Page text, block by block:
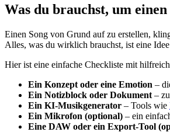
Was du brauchst, um
Einen Song von Grund auf zu erstellen,
Alles, was du wirklich brauchst, ist eine
Hier ist eine einfache Checkliste mit
Ein Konzept oder eine Emotion –
Ein Notizblock oder Dokument –
Ein KI-Musikgenerator – Tools wie
Ein Mikrofon (optional) – ein
Eine DAW oder ein Export-Tool